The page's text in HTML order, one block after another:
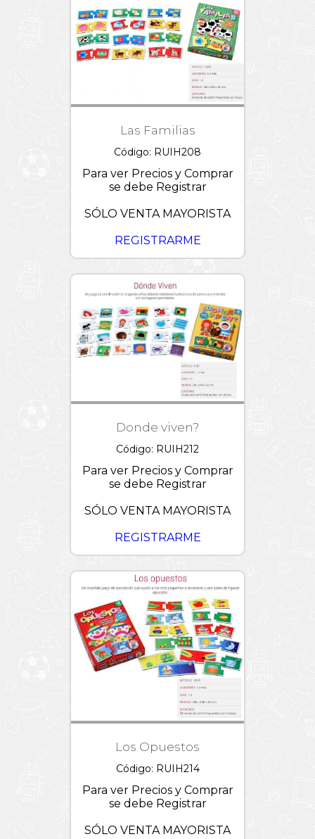
Las Familias
Código: RUIH208
Para ver Precios y Comprar
se debe Registrar
SÓLO VENTA MAYORISTA
REGISTRARME
Donde viven?
Código: RUIH212
Para ver Precios y Comprar
se debe Registrar
SÓLO VENTA MAYORISTA
REGISTRARME
Los Opuestos
Código: RUIH214
Para ver Precios y Comprar
se debe Registrar
SÓLO VENTA MAYORISTA